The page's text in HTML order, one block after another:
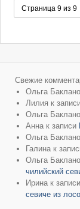
Страница 9 из 9
Свежие
Ольга
Лилия к
Ольга
Анна к записи
Ольга
Галина к
Ольга
чилийский
Ирина к записи
севиче из